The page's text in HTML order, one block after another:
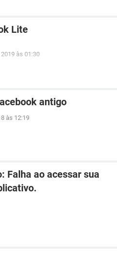
Lite
às 01:30
antigo
às 12:19
Falha ao acessar sua